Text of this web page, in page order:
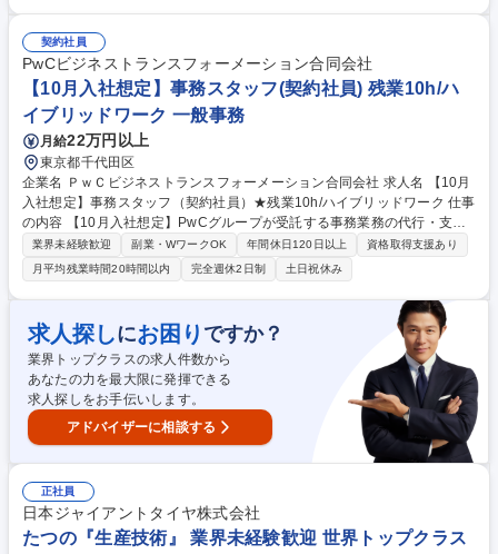
お問い合わせ対応/各ホテルへの対応指示（電話/メール） 海外ゲスト比率
が高く、英語を利用する環境です。未経験ＯＫ！デスクワークで、接客ス
キル＋語学力が同時に磨けるお仕事です 募集職種 【プライベートも充
実！予約コンシェルジュ】未経験歓迎/電話-メール応対メイン
契約社員
PwCビジネストランスフォーメーション合同会社
【10月入社想定】事務スタッフ(契約社員) 残業10h/ハ
イブリッドワーク 一般事務
月給22万円以上
東京都千代田区
企業名 ＰｗＣビジネストランスフォーメーション合同会社 求人名 【10月
入社想定】事務スタッフ（契約社員）★残業10h/ハイブリッドワーク 仕事
の内容 【10月入社想定】PwCグループが受託する事務業務の代行・支援
を行う当社にて、大手クライアントを中心とした事務業務をお任せしま
す。ご希望に応じて専門性を身に着け、キャリアアップすることが可能で
す。 【電話/メール連絡業務】事業関係者(省庁/地域金融機関/自治体など)
からの質問一次受け、個別連絡対応、返信、資料配布など【調査の集計・
グラフ作成】Excelでの調査の結果集計(単純/クロス)/グラフ作成/PPT等へ
のグラフの貼り付けなど【日程調整】打ち合わせ・ヒアリング日程の調整
【経費処理】事業運営に係る経費処理、確定検査など【その他関連する事
務業務】議事録作成、資料のファイリング、フォルダ整理など 募集職種
【10月入社想定】事務スタッフ（契約社員）★残業10h/ハイブリッドワー
ク
業界未経験歓迎 副業・WワークOK 年間休日120日以上
資格取得支援あり
月平均残業時間20時間以内
完全週休2日制 土日祝休み
求人探しにお困り ですか？
業界トップクラスの求人件数から
あなたの力を最大限に発揮できる
求人探しをお手伝いします。
アドバイザーに相談する
正社員
日本ジャイアントタイヤ株式会社
たつの『生産技術』 業界未経験歓迎 世界トップクラス